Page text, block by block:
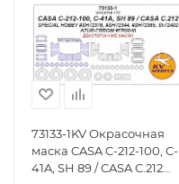
73133-1KV Окрасочная
маска CASA C-212-100, C-
41A, SH 89 / CASA C.212